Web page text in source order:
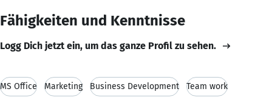
Fähigkeiten und Kenntnisse
Logg Dich jetzt ein, um das ganze Profil zu sehen.
MS Office Marketing Business Development Team work